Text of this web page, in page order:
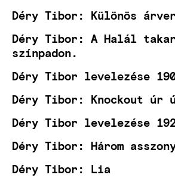
Déry Tibor: Különös
Déry Tibor: A Halál
színpadon.
Déry Tibor levelezése
Déry Tibor: Knockout úr
Déry Tibor levelezése
Déry Tibor: Három
Déry Tibor: Lia